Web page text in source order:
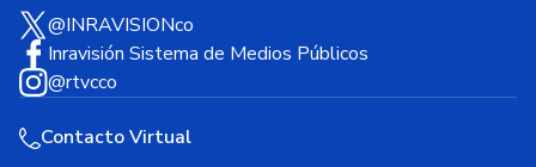
@INRAVISIONco
Inravisión Sistema de Medios Públicos
@rtvcco
Contacto Virtual